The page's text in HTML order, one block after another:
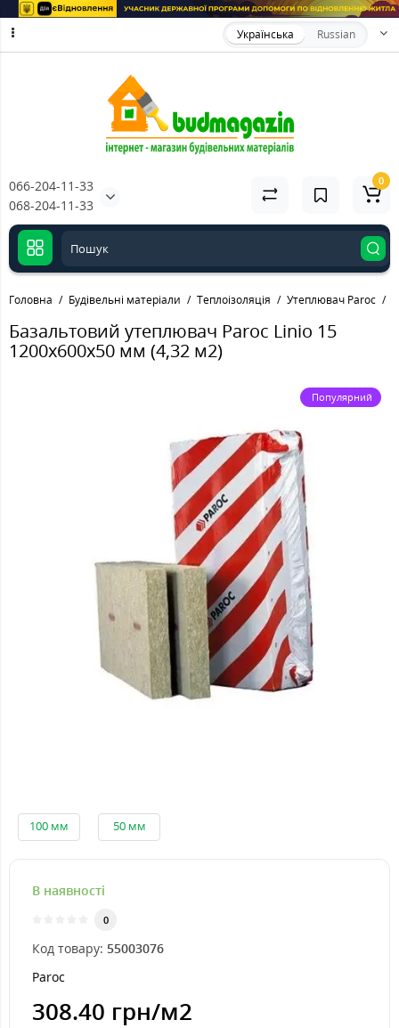
Українська Russian
066-204-11-33
068-204-11-33
0
Головна Будівельні матеріали Теплоізоляція Утеплювач Paroc
Базальтовий утеплювач Paroc Linio 15
1200x600x50 мм (4,32 м2)
Популярний
100 мм 50 мм
В наявності
0
Код товару: 55003076
Paroc
308.40 грн/м2